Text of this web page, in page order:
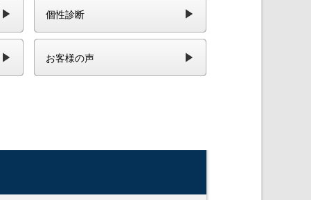
個性診断
お客様の声